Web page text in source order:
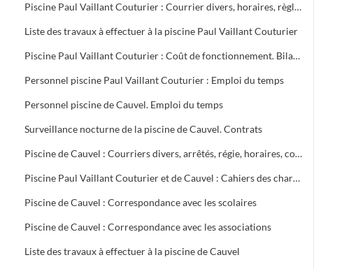
Piscine Paul Vaillant Couturier : Courrier divers, horaires, règlement des cours, vols, plan d'organisation de secours, accident du 16 juin 1997, procès-verbal de la Commission de Sécurité
Liste des travaux à effectuer à la piscine Paul Vaillant Couturier
Piscine Paul Vaillant Couturier : Coût de fonctionnement. Bilan d'activité
Personnel piscine Paul Vaillant Couturier : Emploi du temps
Personnel piscine de Cauvel. Emploi du temps
Surveillance nocturne de la piscine de Cauvel. Contrats
Piscine de Cauvel : Courriers divers, arrêtés, régie, horaires, convention chèques loisirs temps libre, procès-verbal Commission de sécurité
Piscine Paul Vaillant Couturier et de Cauvel : Cahiers des charges signés par les clubs
Piscine de Cauvel : Correspondance avec les scolaires
Piscine de Cauvel : Correspondance avec les associations
Liste des travaux à effectuer à la piscine de Cauvel